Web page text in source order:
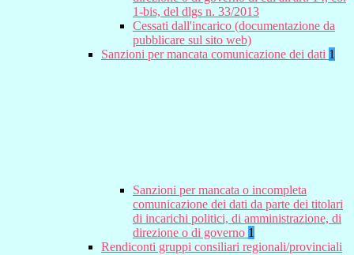
1-bis, del dlgs n. 33/2013
Cessati dall'incarico (documentazione da
pubblicare sul sito web)
Sanzioni per mancata comunicazione dei dati 1
Sanzioni per mancata o incompleta
comunicazione dei dati da parte dei titolari
di incarichi politici, di amministrazione, di
direzione o di governo 1
Rendiconti gruppi consiliari regionali/provinciali